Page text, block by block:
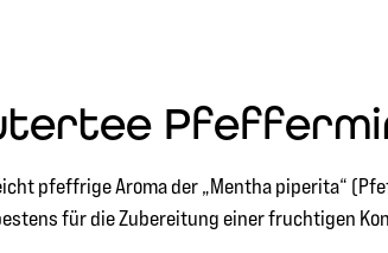
pfeffrige Aroma der „Mentha piperita“
für die Zubereitung einer fruchtigen